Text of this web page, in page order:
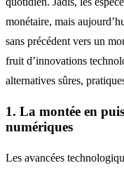
monétaire, mais
sans précédent vers un
fruit d’innovations
alternatives sûres,
1. La montée en
numériques
Les avancées